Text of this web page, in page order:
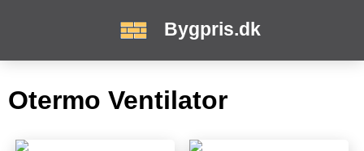
Bygpris.dk
Otermo Ventilator